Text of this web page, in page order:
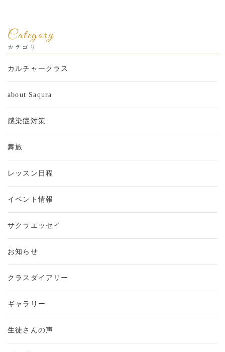
Category
カテゴリ
カルチャークラス
about Saqura
感染症対策
舞旅
レッスン日程
イベント情報
サクラエッセイ
お知らせ
クラスダイアリー
ギャラリー
生徒さんの声